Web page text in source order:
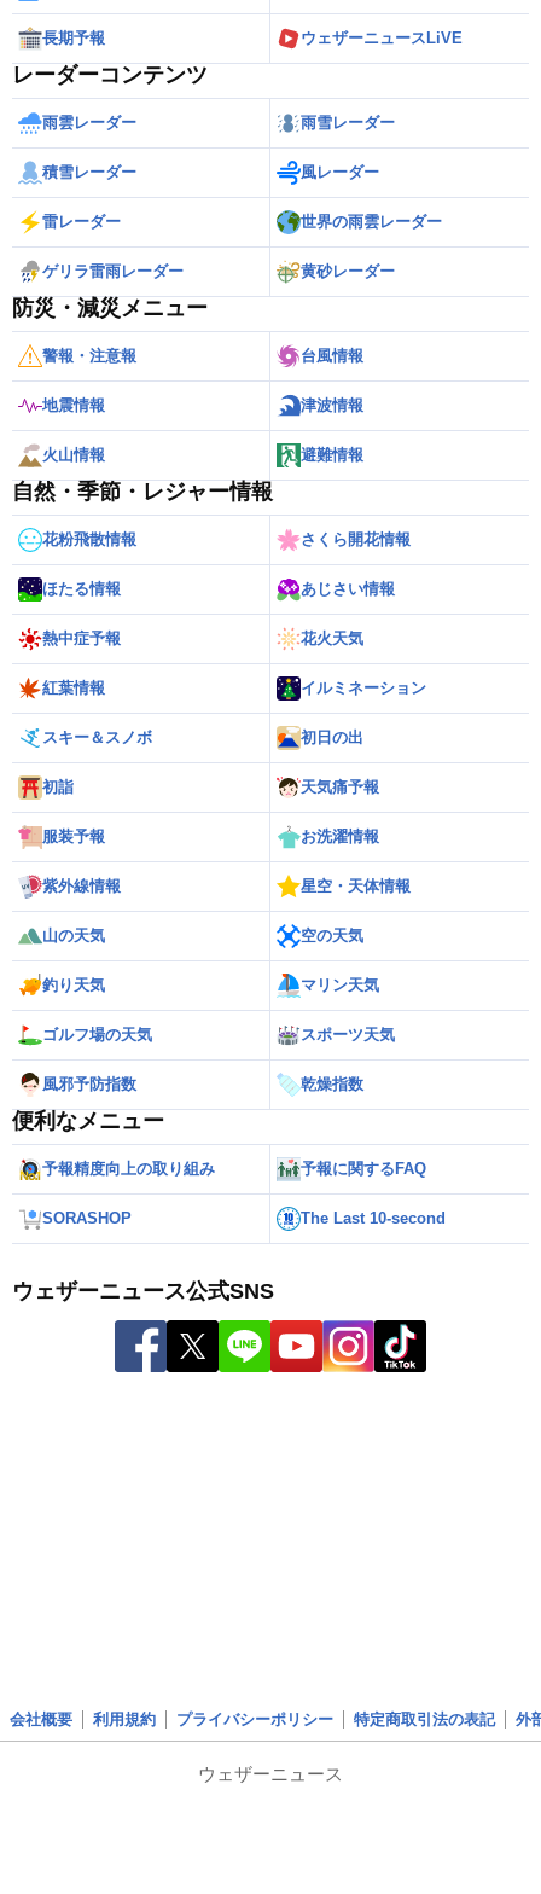
長期予報 ウェザーニュースLiVE
レーダーコンテンツ
雨雲レーダー 雨雪レーダー
積雪レーダー 風レーダー
雷レーダー 世界の雨雲レーダー
ゲリラ雷雨レーダー 黄砂レーダー
防災・減災メニュー
警報・注意報 台風情報
地震情報 津波情報
火山情報 避難情報
自然・季節・レジャー情報
花粉飛散情報 さくら開花情報
ほたる情報 あじさい情報
熱中症予報 花火天気
紅葉情報 イルミネーション
スキー＆スノボ 初日の出
初詣 天気痛予報
服装予報 お洗濯情報
紫外線情報 星空・天体情報
山の天気 空の天気
釣り天気 マリン天気
ゴルフ場の天気 スポーツ天気
風邪予防指数 乾燥指数
便利なメニュー
予報精度向上の取り組み 予報に関するFAQ
SORASHOP The Last 10-second
ウェザーニュース公式SNS
会社概要 利用規約 プライバシーポリシー 特定商取引法の表記 外
ウェザーニュース